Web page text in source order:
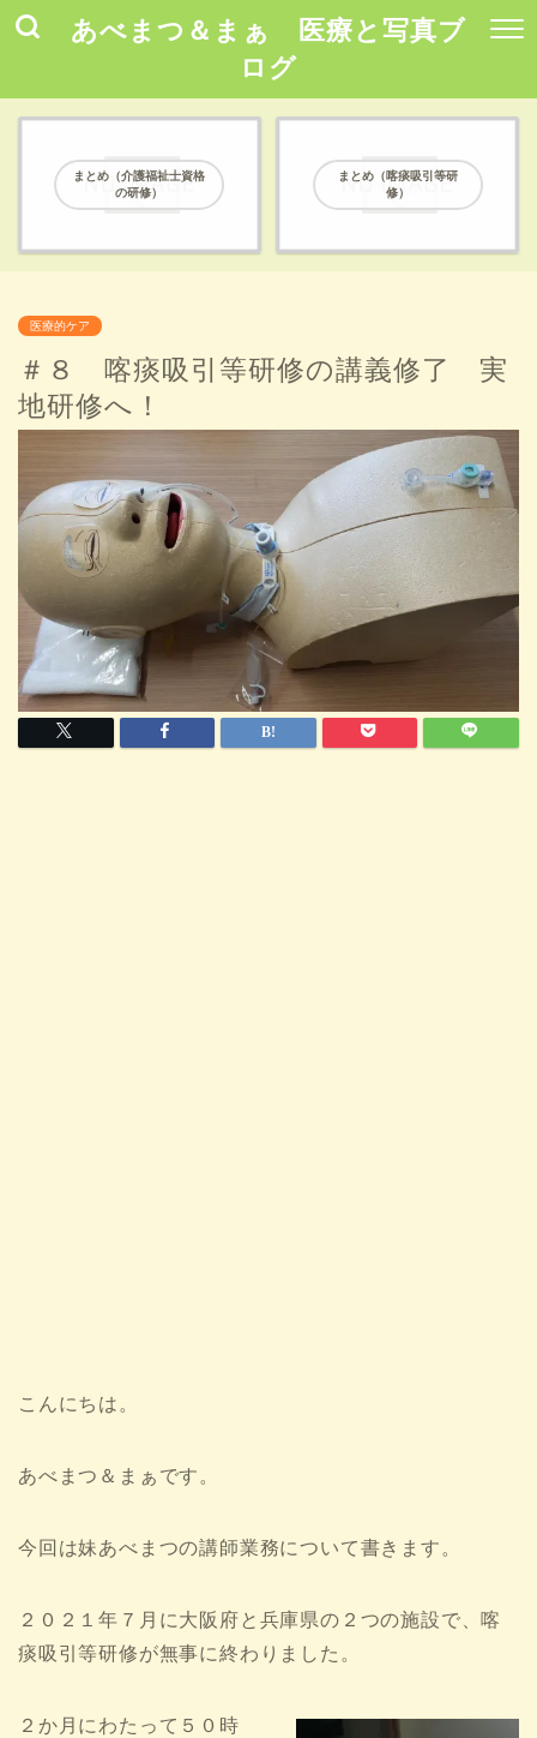
あべまつ＆まぁ 医療と写真ブ
ログ
まとめ（介護福祉士資格
の研修）
まとめ（喀痰吸引等研
修）
医療的ケア
＃８ 喀痰吸引等研修の講義修了 実
地研修へ！
こんにちは。
あべまつ＆まぁです。
今回は妹あべまつの講師業務について書きます。
２０２１年７月に大阪府と兵庫県の２つの施設で、喀
痰吸引等研修が無事に終わりました。
２か月にわたって５０時